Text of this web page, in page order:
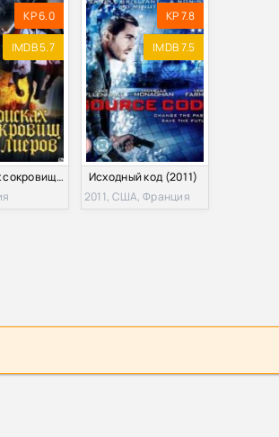
KP 6.0
IMDB 5.7
В поисках сокровищ Тамплиеров (2006)
KP 7.8
IMDB 7.5
Исходный код (2011)
2011, США, Франция